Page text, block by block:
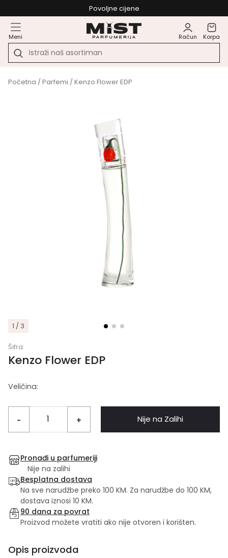
Povoljne cijene
Meni Račun Korpa
Početna /Parfemi / Kenzo Flower EDP
1 / 3
Šifra:
Kenzo Flower EDP
Veličina:
- + Nije na Zalihi
Pronađi u parfumeriji
Nije na zalihi
Besplatna dostava
Na sve narudžbe preko 100 KM. Za narudžbe do 100 KM,
dostava iznosi 10 KM.
90 dana za povrat
Proizvod možete vratiti ako nije otvoren i korišten.
Opis proizvoda